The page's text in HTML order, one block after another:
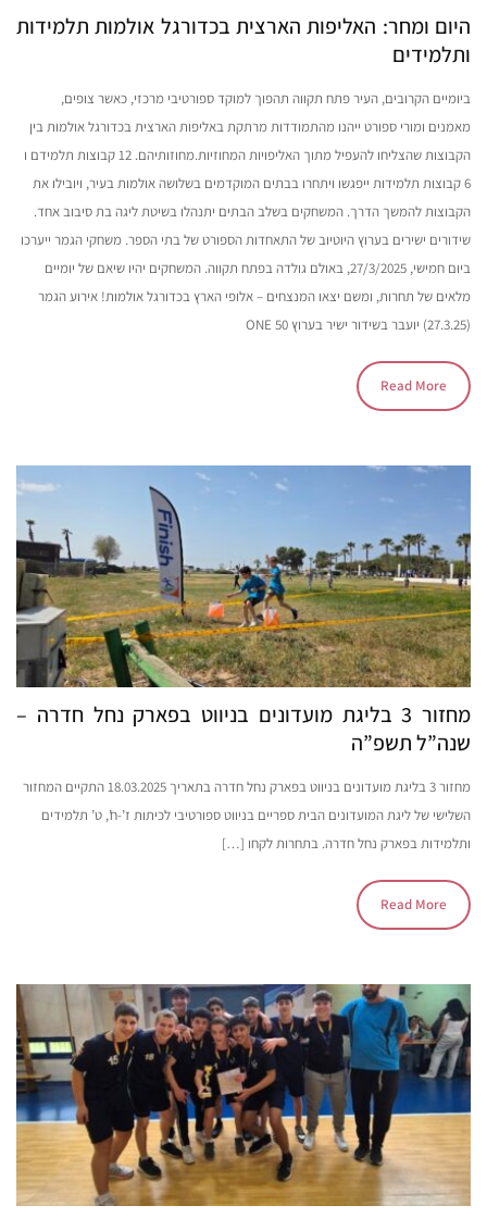
היום ומחר: האליפות הארצית בכדורגל אולמות תלמידות
ותלמידים
ביומיים הקרובים, העיר פתח תקווה תהפוך למוקד ספורטיבי מרכזי, כאשר צופים,
מאמנים ומורי ספורט ייהנו מהתמודדות מרתקת באליפות הארצית בכדורגל אולמות בין
הקבוצות שהצליחו להעפיל מתוך האליפויות המחוזיות.מחוזותיהם. 12 קבוצות תלמידם ו
6 קבוצות תלמידות ייפגשו ויתחרו בבתים המוקדמים בשלושה אולמות בעיר, ויובילו את
הקבוצות להמשך הדרך. המשחקים בשלב הבתים יתנהלו בשיטת ליגה בת סיבוב אחד.
שידורים ישירים בערוץ היוטיוב של התאחדות הספורט של בתי הספר. משחקי הגמר ייערכו
ביום חמישי, 27/3/2025, באולם גולדה בפתח תקווה. המשחקים יהיו שיאם של יומיים
מלאים של תחרות, ומשם יצאו המנצחים – אלופי הארץ בכדורגל אולמות! אירוע הגמר
(27.3.25) יועבר בשידור ישיר בערוץ ONE 50
Read More
מחזור 3 בליגת מועדונים בניווט בפארק נחל חדרה –
שנה”ל תשפ”ה
מחזור 3 בליגת מועדונים בניווט בפארק נחל חדרה בתאריך 18.03.2025 התקיים המחזור
השלישי של ליגת המועדונים הבית ספריים בניווט ספורטיבי לכיתות ז’-ח’, ט’ תלמידים
ותלמידות בפארק נחל חדרה. בתחרות לקחו […]
Read More